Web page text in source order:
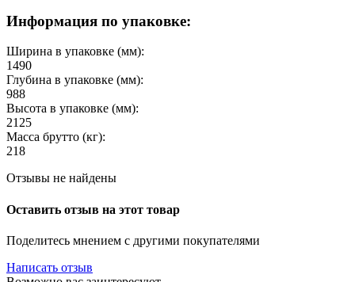
Информация по упаковке:
Ширина в упаковке (мм):
1490
Глубина в упаковке (мм):
988
Высота в упаковке (мм):
2125
Масса брутто (кг):
218
Отзывы не найдены
Оставить отзыв на этот товар
Поделитесь мнением с другими покупателями
Написать отзыв